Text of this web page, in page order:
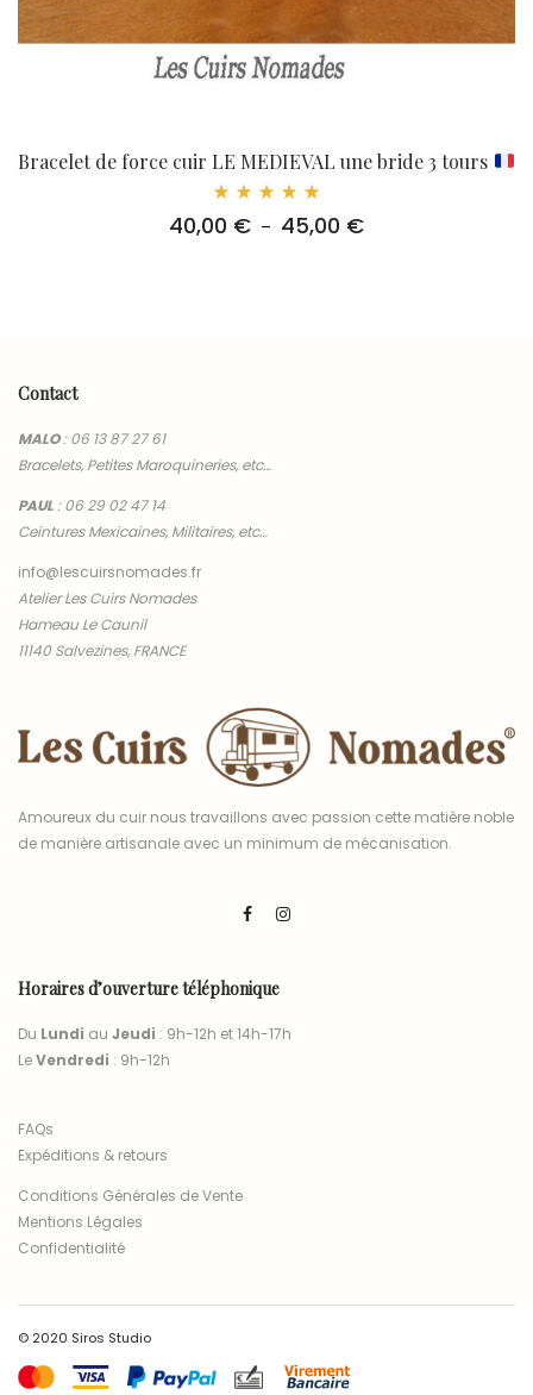
Bracelet de force cuir LE MEDIEVAL une bride 3 tours
5.00
40,00 € – 45,00 €Plage
Contact
MALO:06 13 87 27 61
Bracelets, Petites Maroquineries, etc…
PAUL:06 29 02 47 14
Ceintures Mexicaines, Militaires, etc…
info@lescuirsnomades.fr
Atelier Les Cuirs Nomades
Hameau Le Caunil
11140 Salvezines, FRANCE
Amoureux du cuir nous travaillons avec passion cette matière noble
de manière artisanale avec un minimum de mécanisation.
Horaires d’ouverture téléphonique
Du Lundi au Jeudi : 9h-12h et 14h-17h
LeVendredi : 9h-12h
FAQs
Expéditions & retours
Conditions Générales de Vente
Mentions Légales
Confidentialité
© 2020 Siros Studio